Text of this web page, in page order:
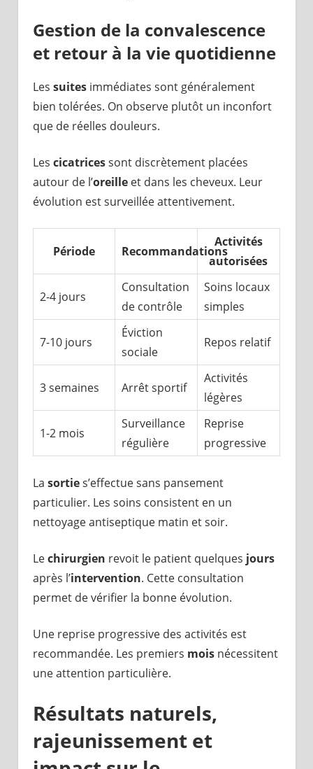
Gestion de la convalescence
et retour à la vie quotidienne
Les suitesimmédiates sont généralement
bien tolérées. On observe plutôt un inconfort
que de réelles douleurs.
Les cicatricessont discrètement placées
autour de l’oreilleet dans les cheveux. Leur
évolution est surveillée attentivement.
Période Recommandations
Activités
autorisées
2-4 jours
Consultation
de contrôle
Soins locaux
simples
7-10 jours
Éviction
sociale
Repos relatif
3 semaines Arrêt sportif
Activités
légères
1-2 mois
Surveillance
régulière
Reprise
progressive
La sorties’effectue sans pansement
particulier. Les soins consistent en un
nettoyage antiseptique matin et soir.
Lechirurgien revoit le patient quelques jours
après l’intervention. Cette consultation
permet de vérifier la bonne évolution.
Une reprise progressive des activités est
recommandée. Les premiers moisnécessitent
une attention particulière.
Résultats naturels,
rajeunissement et